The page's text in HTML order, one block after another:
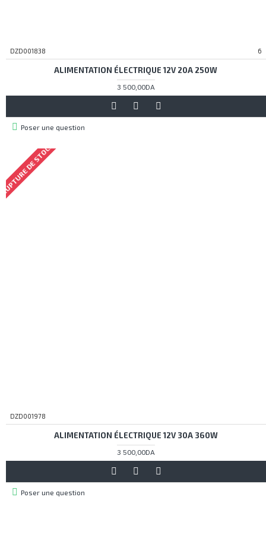
DZD001838 6
ALIMENTATION ÉLECTRIQUE 12V 20A 250W
3 500,00DA
Poser une question
DE STOCK
DZD001978
ALIMENTATION ÉLECTRIQUE 12V 30A 360W
3 500,00DA
Poser une question